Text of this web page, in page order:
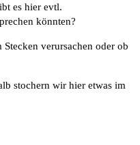
es hier evtl.
könnten?
verursachen oder ob
stochern wir hier etwas im